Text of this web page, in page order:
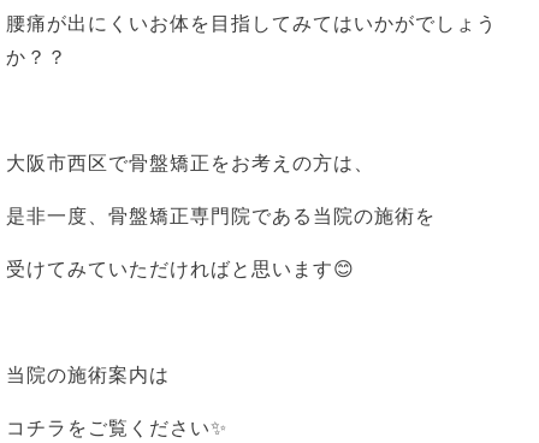
腰痛が出にくいお体を目指してみてはいかがでしょう
か？？
大阪市西区で骨盤矯正をお考えの方は、
是非一度、骨盤矯正専門院である当院の施術を
受けてみていただければと思います😊
当院の施術案内は
コチラをご覧ください✨